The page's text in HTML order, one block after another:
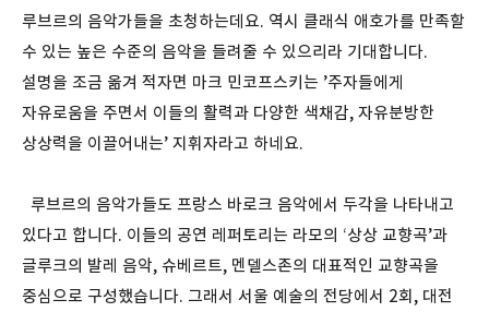
루브르의 음악가들을 초청하는데요. 역시 클래식 애호가를 만족할
수 있는 높은 수준의 음악을 들려줄 수 있으리라 기대합니다.
설명을 조금 옮겨 적자면 마크 민코프스키는 ’주자들에게
자유로움을 주면서 이들의 활력과 다양한 색채감, 자유분방한
상상력을 이끌어내는’ 지휘자라고 하네요.
루브르의 음악가들도 프랑스 바로크 음악에서 두각을 나타내고
있다고 합니다. 이들의 공연 레퍼토리는 라모의 ‘상상 교향곡’과
글루크의 발레 음악, 슈베르트, 멘델스존의 대표적인 교향곡을
중심으로 구성했습니다. 그래서 서울 예술의 전당에서 2회, 대전